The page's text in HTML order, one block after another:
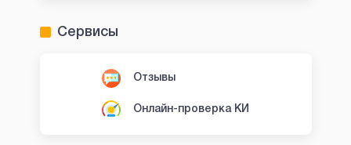
Сервисы
Отзывы
Онлайн-проверка КИ